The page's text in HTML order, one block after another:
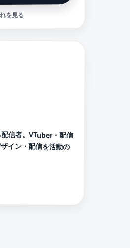
を見る
信者。VTuber・配信
イン・配信を活動の